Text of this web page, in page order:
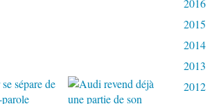
2016
2015
2014
2013
2012